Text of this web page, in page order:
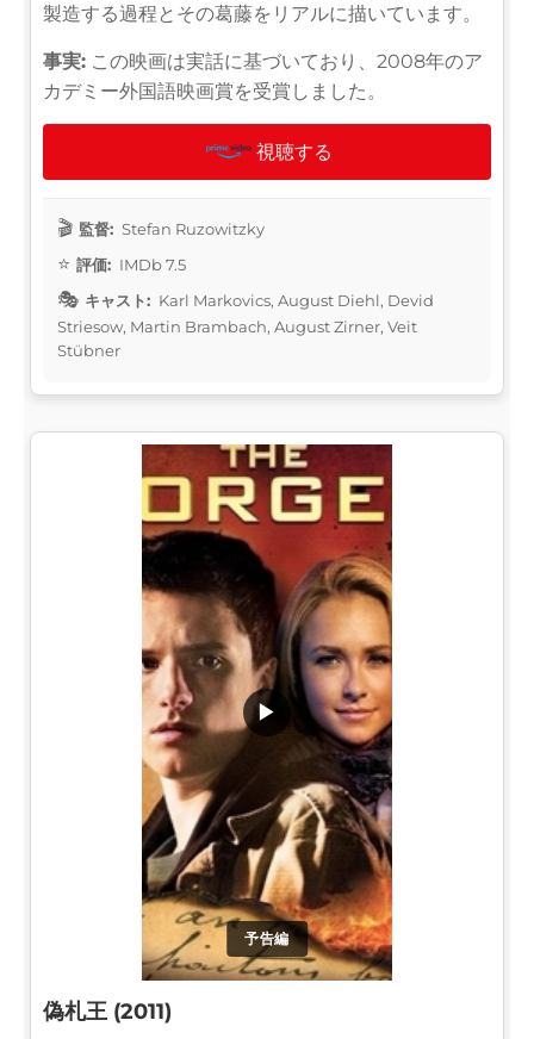
製造する過程とその葛藤をリアルに描いています。
事実: この映画は実話に基づいており、2008年のア
カデミー外国語映画賞を受賞しました。
視聴する
監督: Stefan Ruzowitzky
評価: IMDb 7.5
キャスト: Karl Markovics, August Diehl, Devid
Striesow, Martin Brambach, August Zirner, Veit
Stübner
予告編
▶
偽札王 (2011)